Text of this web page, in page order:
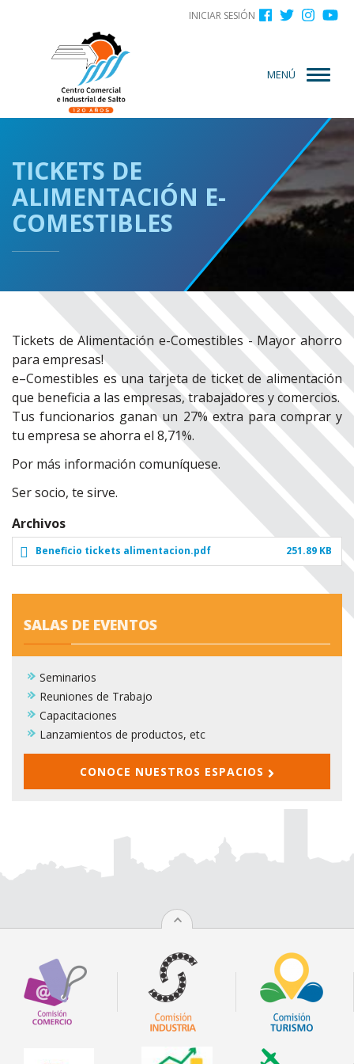
contenido
Menú
cuenta
usuario
INICIAR SESIÓN
MENÚ
TICKETS DE
ALIMENTACIÓN E-
COMESTIBLES
Tickets de Alimentación e-Comestibles - Mayor ahorro
para empresas!
e–Comestibles es una tarjeta de ticket de alimentación
que beneficia a las empresas, trabajadores y comercios.
Tus funcionarios ganan un 27% extra para comprar y
tu empresa se ahorra el 8,71%.
Por más información comuníquese.
Ser socio, te sirve.
Archivos
Beneficio tickets alimentacion.pdf 251.89 KB
SALAS DE EVENTOS
Seminarios
Reuniones de Trabajo
Capacitaciones
Lanzamientos de productos, etc
CONOCE NUESTROS ESPACIOS